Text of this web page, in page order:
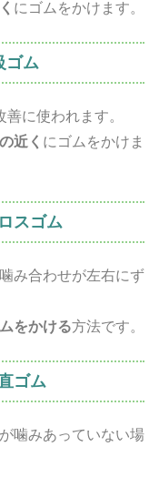
にゴムをかけます。
ゴム
に使われます。
近く にゴムをかけま
スゴム
み合わせが左右にず
をかける方法です。
ゴム
噛みあっていない場